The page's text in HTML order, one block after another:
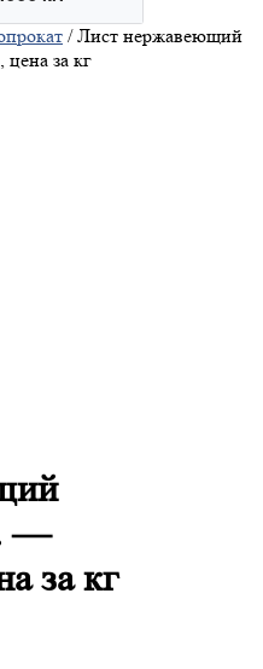
/ Лист нержавеющий
за кг
—
за кг